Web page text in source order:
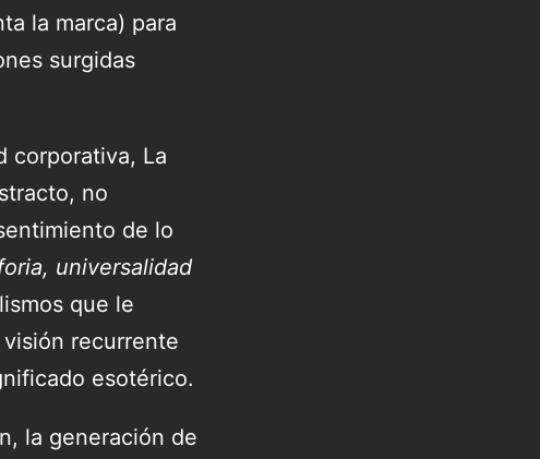
la marca) para
surgidas
corporativa, La
no
de lo
universalidad
que le
recurrente
esotérico.
la generación de